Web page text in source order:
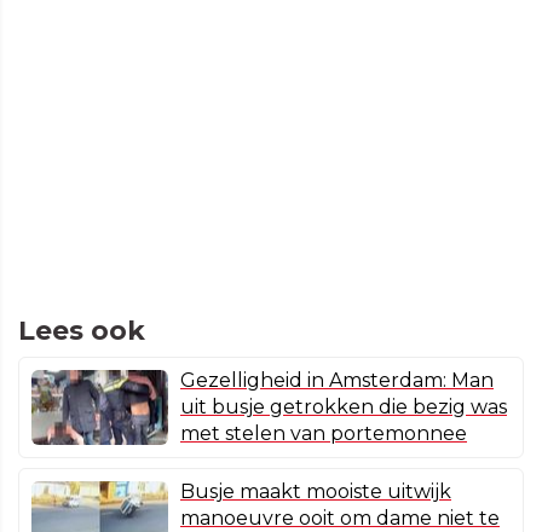
Lees ook
Gezelligheid in Amsterdam: Man
uit busje getrokken die bezig was
met stelen van portemonnee
Busje maakt mooiste uitwijk
manoeuvre ooit om dame niet te